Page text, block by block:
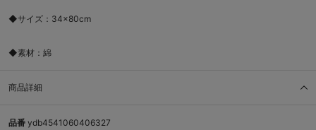
◆サイズ：34×80cm
◆素材：綿
商品詳細
品番 ydb4541060406327